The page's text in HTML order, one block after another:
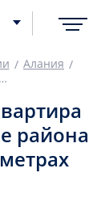
Алания
Уютная двухкомнатная квартира на аренду в самом центре района Махмутлар и всего в 200 метрах от Средиземного моря
района